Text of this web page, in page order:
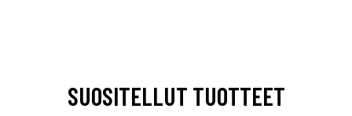
SUOSITELLUT TUOTTEET